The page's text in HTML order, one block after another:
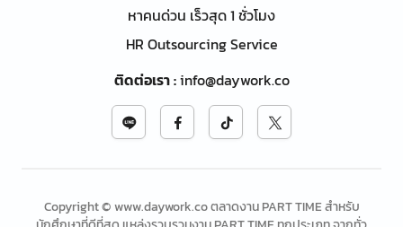
หาคนด่วน เร็วสุด 1 ชั่วโมง
HR Outsourcing Service
ติดต่อเรา:info@daywork.co
Copyright © www.daywork.co ตลาดงาน PART TIME สำหรับ